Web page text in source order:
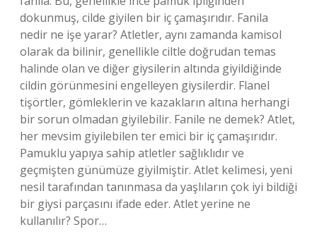
dokunmuş, cilde giyilen bir iç çamaşırıdır. Fanila
nedir ne işe yarar? Atletler, aynı zamanda kamisol
olarak da bilinir, genellikle ciltle doğrudan temas
halinde olan ve diğer giysilerin altında giyildiğinde
cildin görünmesini engelleyen giysilerdir. Flanel
tişörtler, gömleklerin ve kazakların altına herhangi
bir sorun olmadan giyilebilir. Fanile ne demek? Atlet,
her mevsim giyilebilen ter emici bir iç çamaşırıdır.
Pamuklu yapıya sahip atletler sağlıklıdır ve
geçmişten günümüze giyilmiştir. Atlet kelimesi, yeni
nesil tarafından tanınmasa da yaşlıların çok iyi bildiği
bir giysi parçasını ifade eder. Atlet yerine ne
kullanılır? Spor…